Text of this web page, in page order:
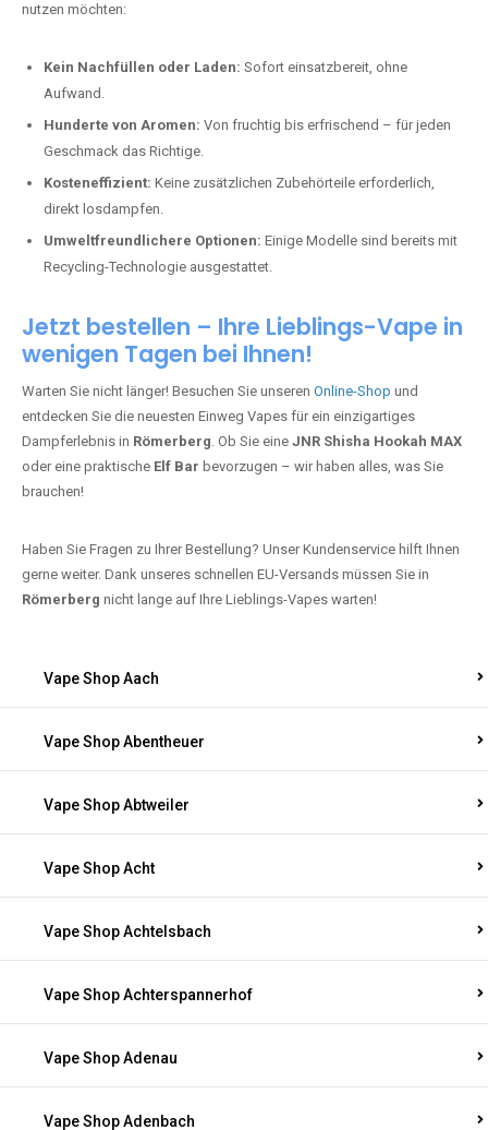
nutzen möchten:
Kein Nachfüllen oder Laden: Sofort einsatzbereit, ohne
Aufwand.
Hunderte von Aromen: Von fruchtig bis erfrischend – für jeden
Geschmack das Richtige.
Kosteneffizient: Keine zusätzlichen Zubehörteile erforderlich,
direkt losdampfen.
Umweltfreundlichere Optionen: Einige Modelle sind bereits mit
Recycling-Technologie ausgestattet.
Jetzt bestellen – Ihre Lieblings-Vape in
wenigen Tagen bei Ihnen!
Warten Sie nicht länger! Besuchen Sie unseren Online-Shop und
entdecken Sie die neuesten Einweg Vapes für ein einzigartiges
Dampferlebnis in Römerberg. Ob Sie eine JNR Shisha Hookah MAX
oder eine praktische Elf Bar bevorzugen – wir haben alles, was Sie
brauchen!
Haben Sie Fragen zu Ihrer Bestellung? Unser Kundenservice hilft Ihnen
gerne weiter. Dank unseres schnellen EU-Versands müssen Sie in
Römerberg nicht lange auf Ihre Lieblings-Vapes warten!
Vape Shop Aach
Vape Shop Abentheuer
Vape Shop Abtweiler
Vape Shop Acht
Vape Shop Achtelsbach
Vape Shop Achterspannerhof
Vape Shop Adenau
Vape Shop Adenbach